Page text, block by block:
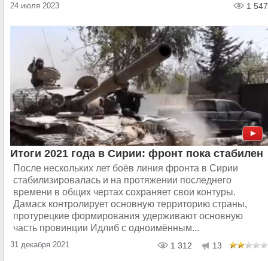
24 июля 2023 1 547
Итоги 2021 года в Сирии: фронт пока стабилен
После нескольких лет боёв линия фронта в Сирии
стабилизировалась и на протяжении последнего
времени в общих чертах сохраняет свои контуры.
Дамаск контролирует основную территорию страны,
протурецкие формирования удерживают основную
часть провинции Идлиб с одноимённым...
31 декабря 2021 1 312 13